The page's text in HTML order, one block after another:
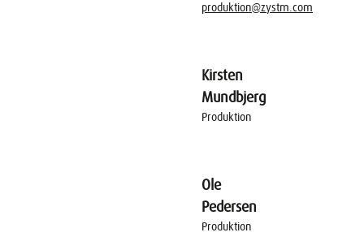
produktion@zystm.com
Kirsten
Mundbjerg
Produktion
Ole
Pedersen
Produktion